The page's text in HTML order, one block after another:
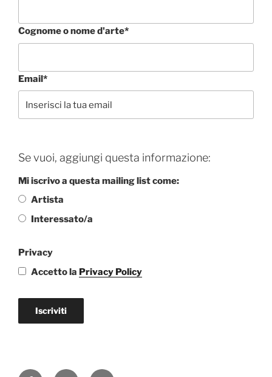
Cognome o nome d'arte*
Email*
Se vuoi, aggiungi questa informazione:
Mi iscrivo a questa mailing list come:
Artista
Interessato/a
Privacy
Accetto la Privacy Policy
Iscriviti